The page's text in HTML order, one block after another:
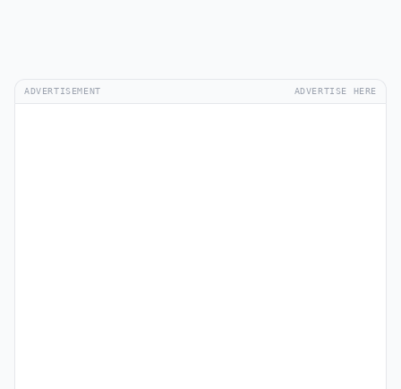
ADVERTISEMENT ADVERTISE HERE